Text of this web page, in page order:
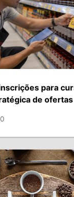
para
de ofertas